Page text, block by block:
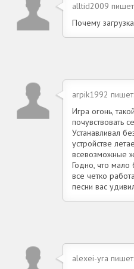
alltid2009
Почему
arpik1992 пишет:
Игра огонь,
почувствовать
Устанавливал
устройстве
всевозможные
Годно, что мало
все четко
песни вас
alexei-yra пишет: